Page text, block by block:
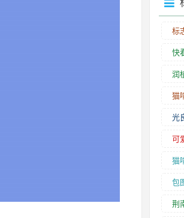
标
快
润
猫
光
可
猫
包
荆